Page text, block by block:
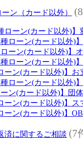
ン（カード以外）
ローン(カード以外)】
種ローン(カード以外)
ローン(カード以外)】
種ローン(カード以外)
ーン(カード以外)】お
種ローン(カード以外)
ーン(カード以外)】団
ーン(カード以外)】ス
ーン(カード以外)】
済に関するご相談 (7